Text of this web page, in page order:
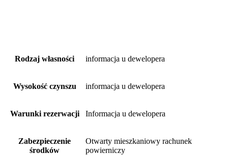
Rodzaj własności informacja u dewelopera
Wysokość czynszu informacja u dewelopera
Warunki rezerwacji Informacja u dewelopera
Zabezpieczenie
środków
Otwarty mieszkaniowy rachunek
powierniczy